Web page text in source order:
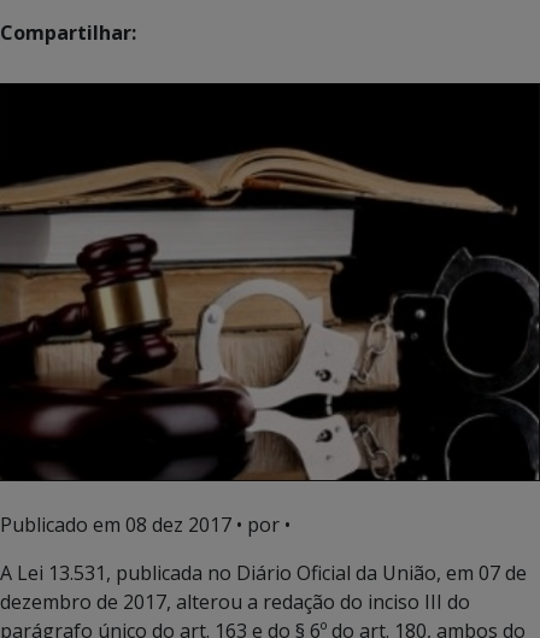
Compartilhar:
Publicado em 08 dez 2017 • por •
A Lei 13.531, publicada no Diário Oficial da União, em 07 de
dezembro de 2017, alterou a redação do inciso III do
parágrafo único do art. 163 e do § 6º do art. 180, ambos do